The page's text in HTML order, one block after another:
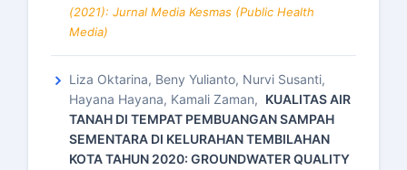
(2021): Jurnal Media Kesmas (Public Health
Media)
Liza Oktarina, Beny Yulianto, Nurvi Susanti,
Hayana Hayana, Kamali Zaman, KUALITAS AIR
TANAH DI TEMPAT PEMBUANGAN SAMPAH
SEMENTARA DI KELURAHAN TEMBILAHAN
KOTA TAHUN 2020: GROUNDWATER QUALITY